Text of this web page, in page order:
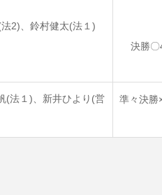
2)、鈴村健太(法１)
決勝
(法１)、新井ひより(営
準々決